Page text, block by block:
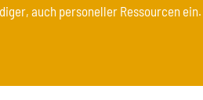
auch personeller Ressourcen ein.